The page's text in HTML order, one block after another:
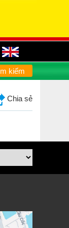
Chia sẻ